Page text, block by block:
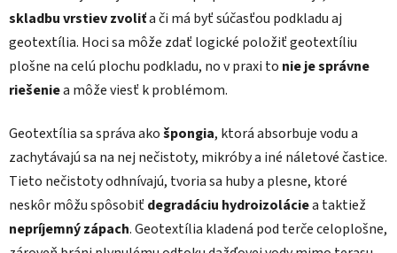
skladbu vrstiev zvoliťa či má byť súčasťou podkladu aj
geotextília. Hoci sa môže zdať logické položiť geotextíliu
plošne na celú plochu podkladu, no v praxi to nie je správne
riešeniea môže viesť k problémom.
Geotextília sa správa akošpongia, ktorá absorbuje vodu a
zachytávajú sa na nej nečistoty, mikróby a iné náletové častice.
Tieto nečistoty odhnívajú, tvoria sa huby a plesne, ktoré
neskôr môžu spôsobiťdegradáciu hydroizoláciea taktiež
nepríjemný zápach. Geotextília kladená pod terče celoplošne,